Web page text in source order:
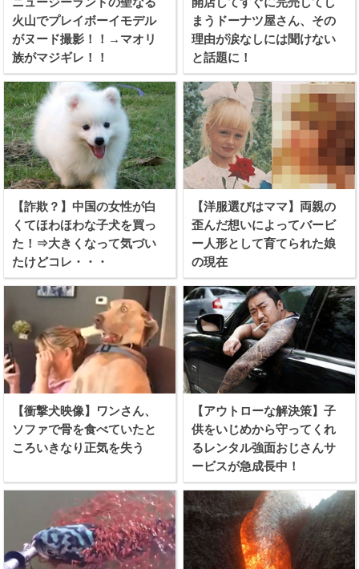
火山でプレイボーイモデル
がヌード撮影！！→マオリ
族がマジギレ！！
まうドーナツ屋さん、その
理由が涙なしには聞けない
と話題に！
【詐欺？】中国の女性が白
くてほわほわな子犬を買っ
た！⇒大きくなって気づい
たけどコレ・・・
【洋服選びはママ】両親の
歪んだ想いによってバービ
ー人形として育てられた娘
の現在
【衝撃犬映像】ワンさん、
ソファで骨を食べていたと
ころいきなり正気を失う
【アウトローな解決策】子
供をいじめから守ってくれ
るレンタル強面おじさんサ
ービスが急成長中！